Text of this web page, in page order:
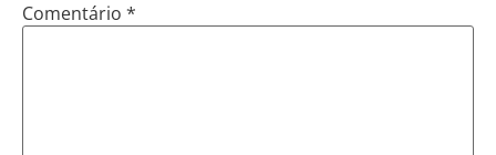
Comentário *